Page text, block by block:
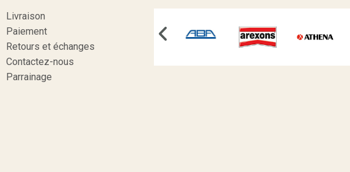
Livraison
Paiement
Retours et échanges
Contactez-nous
Parrainage